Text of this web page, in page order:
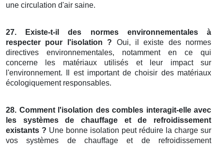
une circulation d'air saine.
27. Existe-t-il des normes environnementales à
respecter pour l'isolation ? Oui, il existe des normes
directives environnementales, notamment en ce qui
concerne les matériaux utilisés et leur impact sur
l'environnement. Il est important de choisir des matériaux
écologiquement responsables.
28. Comment l'isolation des combles interagit-elle avec
les systèmes de chauffage et de refroidissement
existants ? Une bonne isolation peut réduire la charge sur
vos systèmes de chauffage et de refroidissement